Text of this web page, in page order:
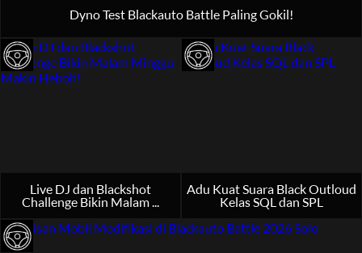
Dyno Test Blackauto Battle Paling Gokil!
Live DJ dan Blackshot
Challenge Bikin Malam ...
Adu Kuat Suara Black Outloud
Kelas SQL dan SPL